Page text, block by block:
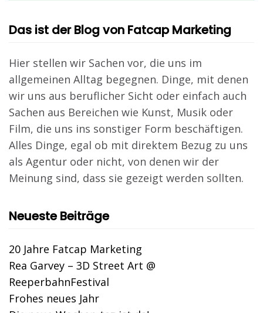
Das ist der Blog von Fatcap Marketing
Hier stellen wir Sachen vor, die uns im
allgemeinen Alltag begegnen. Dinge, mit denen
wir uns aus beruflicher Sicht oder einfach auch
Sachen aus Bereichen wie Kunst, Musik oder
Film, die uns ins sonstiger Form beschäftigen.
Alles Dinge, egal ob mit direktem Bezug zu uns
als Agentur oder nicht, von denen wir der
Meinung sind, dass sie gezeigt werden sollten.
Neueste Beiträge
20 Jahre Fatcap Marketing
Rea Garvey – 3D Street Art @
ReeperbahnFestival
Frohes neues Jahr